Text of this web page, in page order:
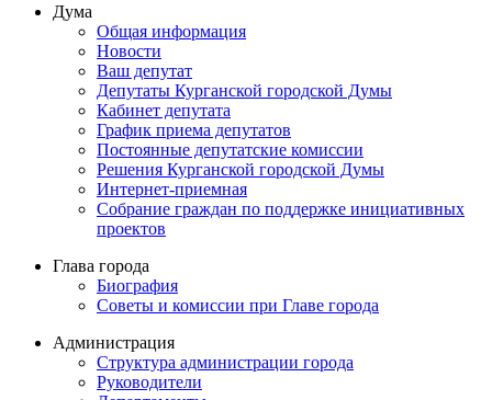
Дума
Общая информация
Новости
Ваш депутат
Депутаты Курганской городской Думы
Кабинет депутата
График приема депутатов
Постоянные депутатские комиссии
Решения Курганской городской Думы
Интернет-приемная
Собрание граждан по поддержке инициативных
проектов
Глава города
Биография
Советы и комиссии при Главе города
Администрация
Структура администрации города
Руководители